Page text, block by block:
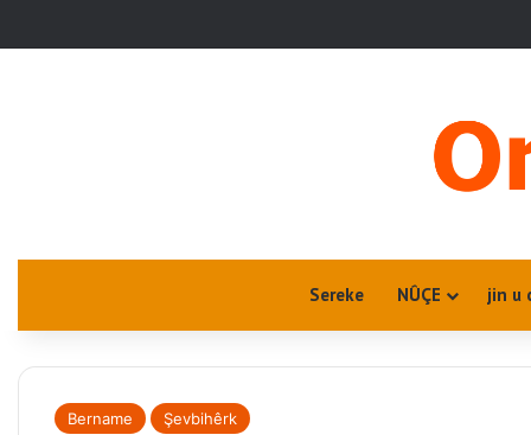
Sereke NÛÇE jin u
Bername Şevbihêrk